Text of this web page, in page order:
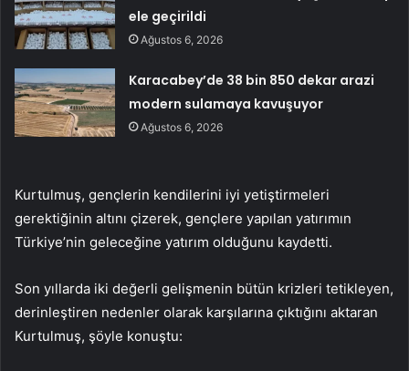
ele geçirildi
Ağustos 6, 2026
Karacabey’de 38 bin 850 dekar arazi
modern sulamaya kavuşuyor
Ağustos 6, 2026
Kurtulmuş, gençlerin kendilerini iyi yetiştirmeleri
gerektiğinin altını çizerek, gençlere yapılan yatırımın
Türkiye’nin geleceğine yatırım olduğunu kaydetti.
Son yıllarda iki değerli gelişmenin bütün krizleri tetikleyen,
derinleştiren nedenler olarak karşılarına çıktığını aktaran
Kurtulmuş, şöyle konuştu: